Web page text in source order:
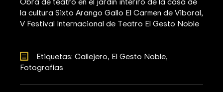
la cultura Sixto Arango Gallo El Carmen de Viboral,
V Festival Internacional de Teatro El Gesto Noble
Etiquetas: Callejero El Gesto Noble
Fotografías